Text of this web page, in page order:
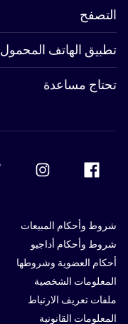
التصفح
تطبيق الهاتف المحمول
تحتاج مساعدة
Accor Facebook
شروط وأحكام المبيعات
شروط وأحكام أداجيو
أحكام العضوية وشروطها
المعلومات الشخصية
ملفات تعريف الارتباط
المعلومات القانونية